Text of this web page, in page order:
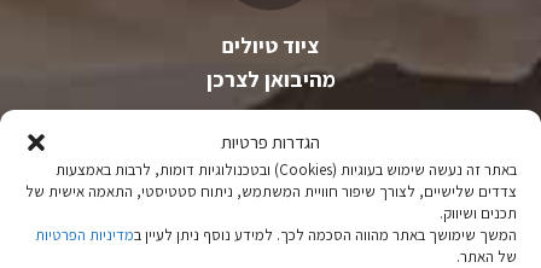
הגדרות פרטיות
באתר זה נעשה שימוש בעוגיות (Cookies) ובטכנולוגיות דומות, לרבות באמצעות
צדדים שלישיים, לצורך שיפור חוויית המשתמש, ניתוח סטטיסטי, התאמה אישית של
תכנים ושיווק.
המשך שימושך באתר מהווה הסכמה לכך. למידע נוסף ניתן לעיין במדיניות הפרטיות
של האתר.
ציוד טיולים
מהיבואן לצרכן